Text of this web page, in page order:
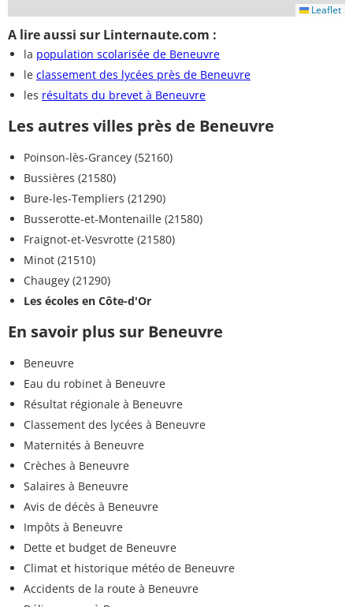
Leaflet
A lire aussi sur Linternaute.com :
la population scolarisée de Beneuvre
le classement des lycées près de Beneuvre
les résultats du brevet à Beneuvre
Les autres villes près de Beneuvre
Poinson-lès-Grancey (52160)
Bussières (21580)
Bure-les-Templiers (21290)
Busserotte-et-Montenaille (21580)
Fraignot-et-Vesvrotte (21580)
Minot (21510)
Chaugey (21290)
Les écoles en Côte-d'Or
En savoir plus sur Beneuvre
Beneuvre
Eau du robinet à Beneuvre
Résultat régionale à Beneuvre
Classement des lycées à Beneuvre
Maternités à Beneuvre
Crèches à Beneuvre
Salaires à Beneuvre
Avis de décès à Beneuvre
Impôts à Beneuvre
Dette et budget de Beneuvre
Climat et historique météo de Beneuvre
Accidents de la route à Beneuvre